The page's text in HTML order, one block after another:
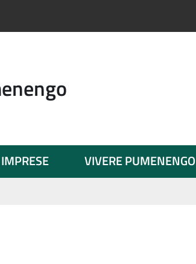
VIVERE PUMENENGO